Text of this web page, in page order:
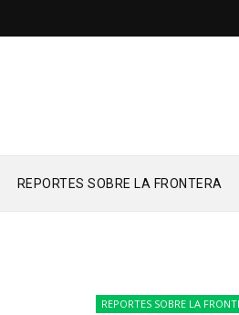
REPORTES SOBRE LA FRONTERA
REPORTES SOBRE LA FRONTERA